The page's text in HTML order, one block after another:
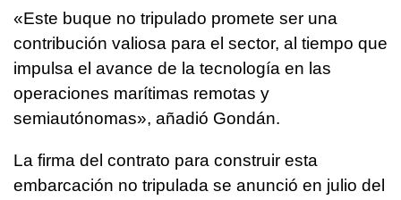
«Este buque no tripulado promete ser una
contribución valiosa para el sector, al tiempo que
impulsa el avance de la tecnología en las
operaciones marítimas remotas y
semiautónomas», añadió Gondán.
La firma del contrato para construir esta
embarcación no tripulada se anunció en julio del